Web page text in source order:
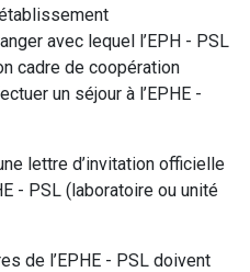
avec lequel l’EPH - PSL
cadre de coopération
un séjour à l’EPHE -
lettre d’invitation officielle
- PSL (laboratoire ou unité
de l’EPHE - PSL doivent